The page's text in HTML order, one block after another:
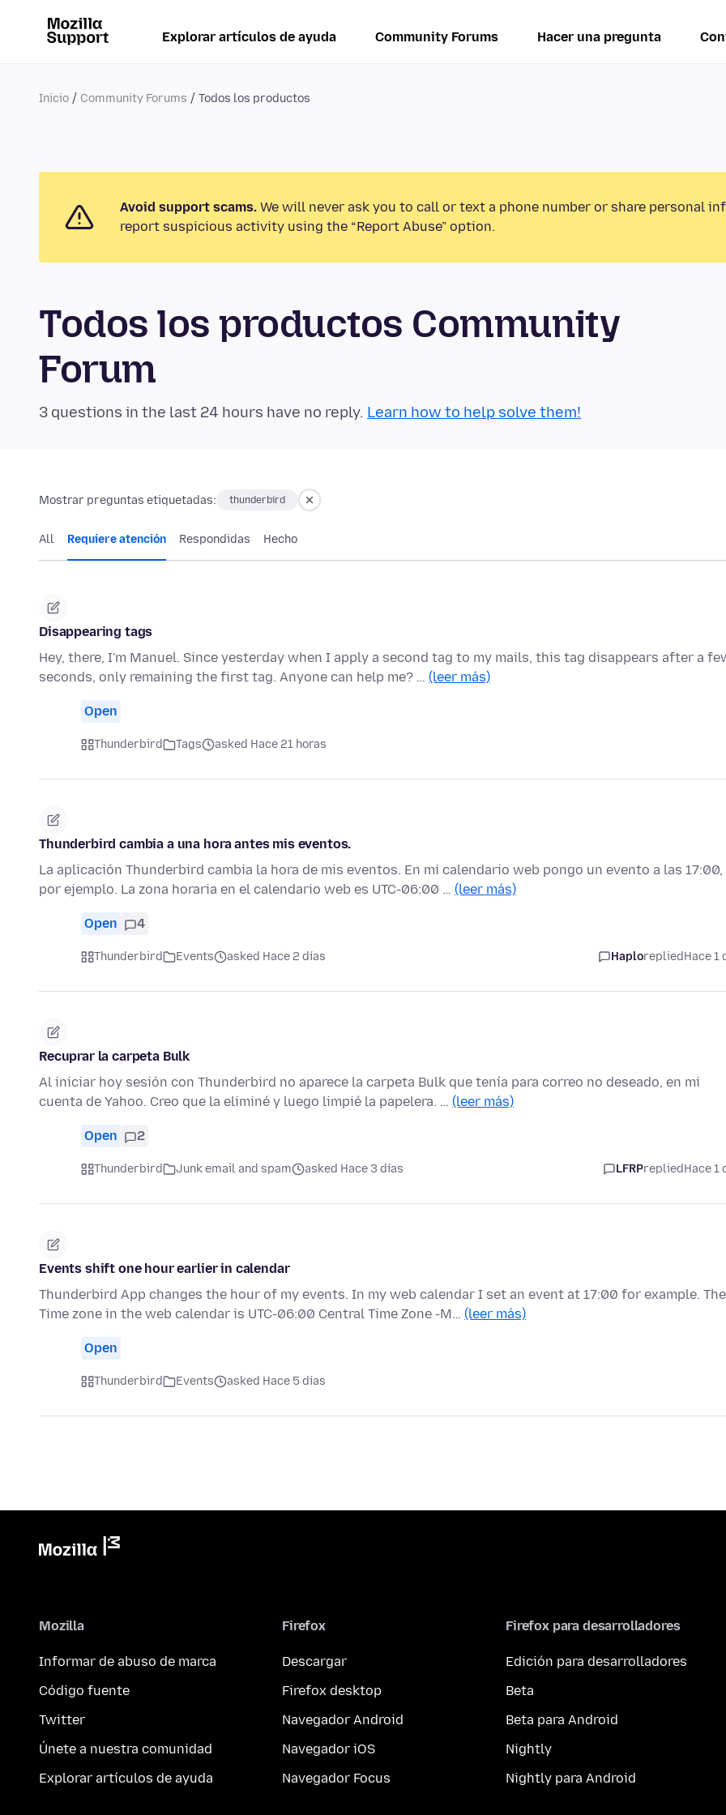
Explorar artículos de ayuda Community Forums Hacer una pregunta
Inicio Community Forums Todos los productos
Avoid support scams. We will never ask you to call or text a phone number or share personal
report suspicious activity using the “Report Abuse” option.
Todos los productos Community
Forum
3 questions in the last 24 hours have no reply. Learn how to help solve them!
Mostrar preguntas etiquetadas: thunderbird
All Requiere atención Respondidas Hecho
Disappearing tags
Hey, there, I'm Manuel. Since yesterday when I apply a second tag to my mails, this tag disappears after a
seconds, only remaining the first tag. Anyone can help me? … (leer más)
Open
Thunderbird Tags asked Hace 21 horas
Thunderbird cambia a una hora antes mis eventos.
La aplicación Thunderbird cambia la hora de mis eventos. En mi calendario web pongo un evento a las 17:00,
por ejemplo. La zona horaria en el calendario web es UTC-06:00 … (leer más)
Open 4
Thunderbird Events asked Hace 2 días HaplorepliedHace 1
Recuprar la carpeta Bulk
Al iniciar hoy sesión con Thunderbird no aparece la carpeta Bulk que tenía para correo no deseado, en mi
cuenta de Yahoo. Creo que la eliminé y luego limpié la papelera. … (leer más)
Open 2
Thunderbird Junk email and spam asked Hace 3 días LFRPrepliedHace 1
Events shift one hour earlier in calendar
Thunderbird App changes the hour of my events. In my web calendar I set an event at 17:00 for example. The
Time zone in the web calendar is UTC-06:00 Central Time Zone -M… (leer más)
Open
Thunderbird Events asked Hace 5 días
Mozilla
Informar de abuso de marca
Código fuente
Twitter
Únete a nuestra comunidad
Explorar artículos de ayuda
Firefox
Descargar
Firefox desktop
Navegador Android
Navegador iOS
Navegador Focus
Firefox para desarrolladores
Edición para desarrolladores
Beta
Beta para Android
Nightly
Nightly para Android